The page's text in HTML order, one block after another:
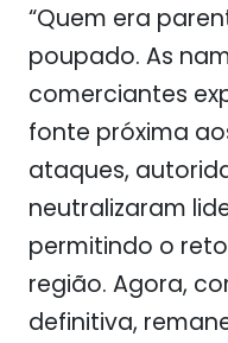
“Quem era
poupado. As
comerciantes
fonte próxima
ataques,
neutralizaram
permitindo o
região. Agora,
definitiva,